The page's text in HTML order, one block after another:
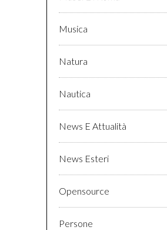
Musica
Natura
Nautica
News E Attualità
News Esteri
Opensource
Persone